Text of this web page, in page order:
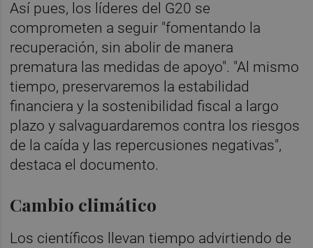
Así pues, los líderes del G20 se
comprometen a seguir "fomentando la
recuperación, sin abolir de manera
prematura las medidas de apoyo". "Al mismo
tiempo, preservaremos la estabilidad
financiera y la sostenibilidad fiscal a largo
plazo y salvaguardaremos contra los riesgos
de la caída y las repercusiones negativas",
destaca el documento.
Cambio climático
Los científicos llevan tiempo advirtiendo de